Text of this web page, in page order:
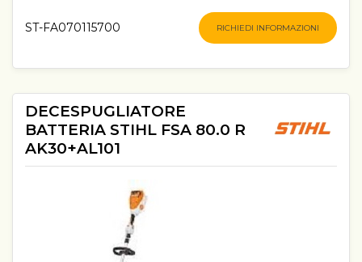
ST-FA070115700 RICHIEDI INFORMAZIONI
DECESPUGLIATORE
BATTERIA STIHL FSA 80.0 R
AK30+AL101